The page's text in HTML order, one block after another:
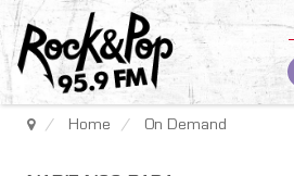
Home On Demand